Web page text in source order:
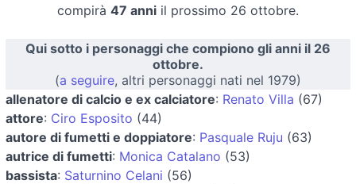
compirà 47 anni il prossimo 26 ottobre.
Qui sotto i personaggi che compiono gli anni il 26
ottobre.
(a seguire, altri personaggi nati nel 1979)
allenatore di calcio e ex calciatore: Renato Villa (67)
attore: Ciro Esposito (44)
autore di fumetti e doppiatore: Pasquale Ruju (63)
autrice di fumetti: Monica Catalano (53)
bassista: Saturnino Celani (56)